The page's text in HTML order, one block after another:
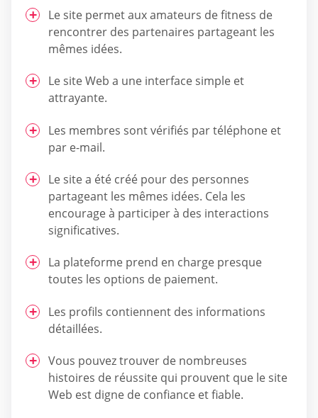
Le site permet aux amateurs de fitness de
rencontrer des partenaires partageant les
mêmes idées.
Le site Web a une interface simple et
attrayante.
Les membres sont vérifiés par téléphone et
par e-mail.
Le site a été créé pour des personnes
partageant les mêmes idées. Cela les
encourage à participer à des interactions
significatives.
La plateforme prend en charge presque
toutes les options de paiement.
Les profils contiennent des informations
détaillées.
Vous pouvez trouver de nombreuses
histoires de réussite qui prouvent que le site
Web est digne de confiance et fiable.